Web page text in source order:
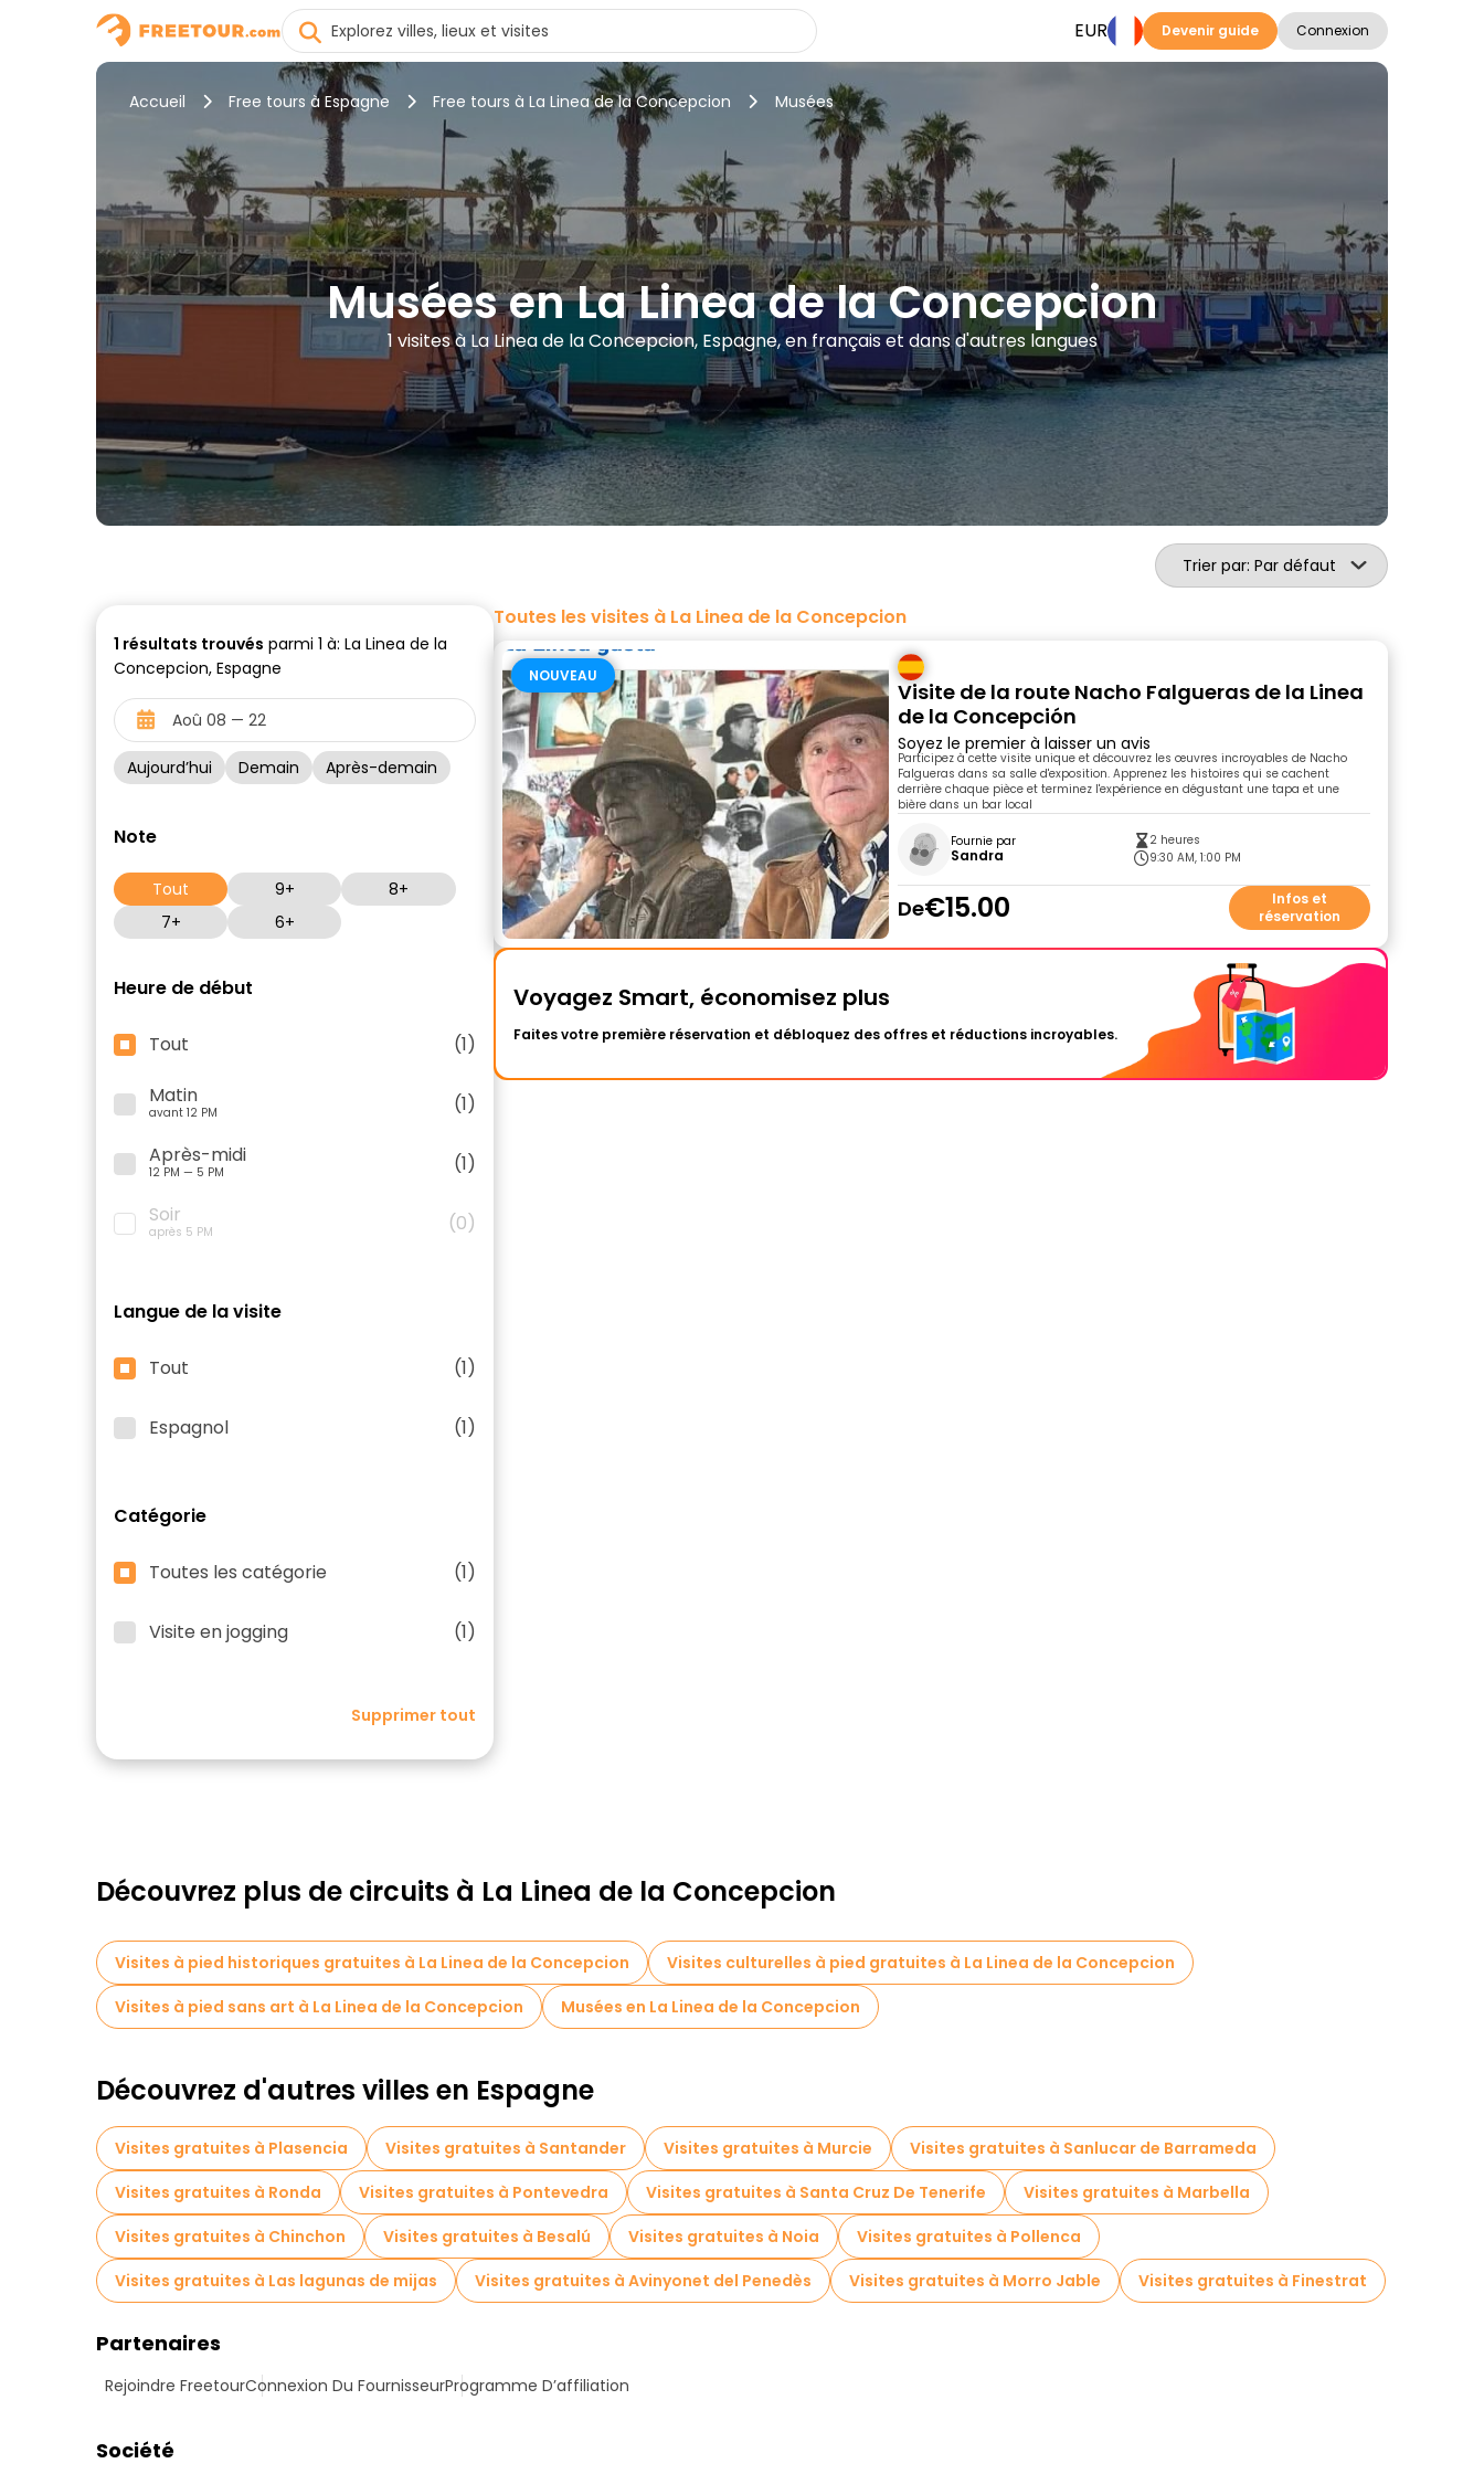
EUR Devenir guide Connexion
Accueil Free tours à Espagne Free tours à La Linea de la Concepcion Musées
Musées en La Linea de la Concepcion
1 visites à La Linea de la Concepcion, Espagne, en français et dans d'autres langues
Trier par: Par défaut
1 résultats trouvés parmi 1 à: La Linea de la
Concepcion, Espagne
Aujourd’hui Demain Après-demain
Note
Tout 9+
8+
7+
6+
Heure de début
Tout
(1)
Matin
avant 12 PM
(1)
Après-midi
12 PM — 5 PM
(1)
Soir
après 5 PM (0)
Langue de la visite
Tout (1)
Espagnol (1)
Catégorie
Toutes les catégorie (1)
Visite en jogging (1)
Supprimer tout
Toutes les visites à La Linea de la Concepcion
NOUVEAU
Visite de la route Nacho Falgueras de la Linea
de la Concepción
Soyez le premier à laisser un avis
Participez à cette visite unique et découvrez les œuvres incroyables de Nacho
Falgueras dans sa salle d'exposition. Apprenez les histoires qui se cachent
derrière chaque pièce et terminez l'expérience en dégustant une tapa et une
bière dans un bar local
Fournie par
Sandra
2 heures
9:30 AM, 1:00 PM
De€15.00
Infos et
réservation
Voyagez Smart, économisez plus
Faites votre première réservation et débloquez des offres et réductions incroyables.
Découvrez plus de circuits à La Linea de la Concepcion
Visites à pied historiques gratuites à La Linea de la Concepcion
Visites culturelles à pied gratuites à La Linea de la Concepcion
Visites à pied sans art à La Linea de la Concepcion
Musées en La Linea de la Concepcion
Découvrez d'autres villes en Espagne
Visites gratuites à Plasencia Visites gratuites à Santander Visites gratuites à Murcie
Visites gratuites à Sanlucar de Barrameda
Visites gratuites à Ronda
Visites gratuites à Pontevedra Visites gratuites à Santa Cruz De Tenerife
Visites gratuites à Marbella
Visites gratuites à Chinchon
Visites gratuites à Besalú Visites gratuites à Noia
Visites gratuites à Pollenca
Visites gratuites à Las lagunas de mijas
Visites gratuites à Avinyonet del Penedès Visites gratuites à Morro Jable Visites gratuites à Finestrat
Partenaires
Rejoindre FreetourConnexion Du FournisseurProgramme D’affiliation
Société